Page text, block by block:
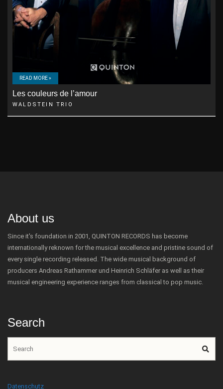
READ MORE »
Les couleurs de l’amour
WALDSTEIN TRIO
About us
Since it's foundation in 2001, QUINTON RECORDS has become
internationally reknown for the musical excellence and pristine sound of
every single recording released. The wide musical background of
producers Andreas Rathammer und Heinrich Schläfer as well as their
musical engineering experience ranges from classical to pop music.
Search
Datenschutz